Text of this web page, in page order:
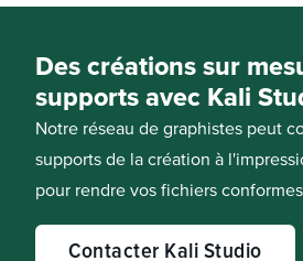
Des créations sur
supports avec Kali
Notre réseau de graphistes peut
supports de la création à
pour rendre vos fichiers
Contacter Kali Studio